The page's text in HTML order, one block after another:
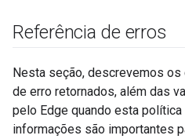
Referência de erros
Nesta seção, descrevemos
de erro retornados, além das
pelo Edge quando esta política
informações são importantes